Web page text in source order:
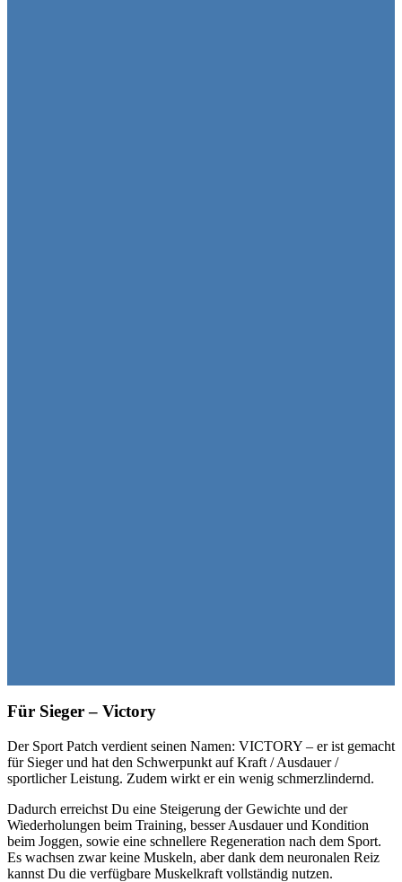
Für Sieger – Victory
Der Sport Patch verdient seinen Namen: VICTORY – er ist gemacht
für Sieger und hat den Schwerpunkt auf Kraft / Ausdauer /
sportlicher Leistung. Zudem wirkt er ein wenig schmerzlindernd.
Dadurch erreichst Du eine Steigerung der Gewichte und der
Wiederholungen beim Training, besser Ausdauer und Kondition
beim Joggen, sowie eine schnellere Regeneration nach dem Sport.
Es wachsen zwar keine Muskeln, aber dank dem neuronalen Reiz
kannst Du die verfügbare Muskelkraft vollständig nutzen.